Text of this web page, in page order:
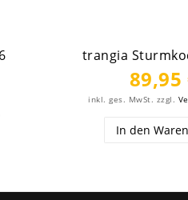
trangia
89,95
inkl. ges. MwSt. zzgl.
In den